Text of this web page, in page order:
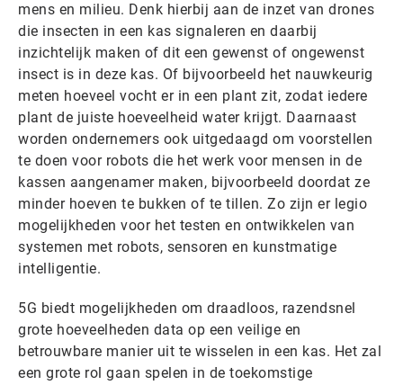
mens en milieu. Denk hierbij aan de inzet van drones
die insecten in een kas signaleren en daarbij
inzichtelijk maken of dit een gewenst of ongewenst
insect is in deze kas. Of bijvoorbeeld het nauwkeurig
meten hoeveel vocht er in een plant zit, zodat iedere
plant de juiste hoeveelheid water krijgt. Daarnaast
worden ondernemers ook uitgedaagd om voorstellen
te doen voor robots die het werk voor mensen in de
kassen aangenamer maken, bijvoorbeeld doordat ze
minder hoeven te bukken of te tillen. Zo zijn er legio
mogelijkheden voor het testen en ontwikkelen van
systemen met robots, sensoren en kunstmatige
intelligentie.
5G biedt mogelijkheden om draadloos, razendsnel
grote hoeveelheden data op een veilige en
betrouwbare manier uit te wisselen in een kas. Het zal
een grote rol gaan spelen in de toekomstige